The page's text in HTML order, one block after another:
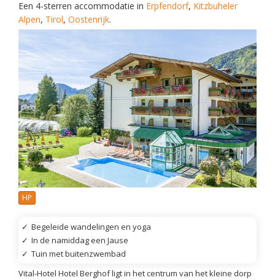
Een 4-sterren accommodatie in Erpfendorf, Kitzbuheler
Alpen, Tirol, Oostenrijk.
HP
✓ Begeleide wandelingen en yoga
✓ In de namiddag een Jause
✓ Tuin met buitenzwembad
Vital-Hotel Hotel Berghof ligt in het centrum van het kleine dorp